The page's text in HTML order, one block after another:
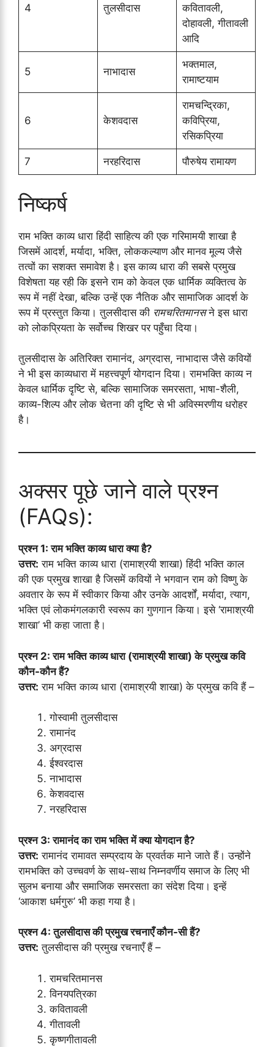
4 तुलसीदास
कवितावली,
दोहावली, गीतावली
आदि
5 नाभादास
भक्तमाल,
रामाष्टयाम
6 केशवदास
रामचन्द्रिका,
कविप्रिया,
रसिकप्रिया
7 नरहरिदास पौरुषेय रामायण
निष्कर्ष
राम भक्ति काव्य धारा हिंदी साहित्य की एक गरिमामयी शाखा है
जिसमें आदर्श, मर्यादा, भक्ति, लोककल्याण और मानव मूल्य जैसे
तत्वों का सशक्त समावेश है। इस काव्य धारा की सबसे प्रमुख
विशेषता यह रही कि इसने राम को केवल एक धार्मिक व्यक्तित्व के
रूप में नहीं देखा, बल्कि उन्हें एक नैतिक और सामाजिक आदर्श के
रूप में प्रस्तुत किया। तुलसीदास की रामचरितमानसने इस धारा
को लोकप्रियता के सर्वोच्च शिखर पर पहुँचा दिया।
तुलसीदास के अतिरिक्त रामानंद, अग्रदास, नाभादास जैसे कवियों
ने भी इस काव्यधारा में महत्त्वपूर्ण योगदान दिया। रामभक्ति काव्य न
केवल धार्मिक दृष्टि से, बल्कि सामाजिक समरसता, भाषा-शैली,
काव्य-शिल्प और लोक चेतना की दृष्टि से भी अविस्मरणीय धरोहर
है।
अक्सर पूछे जाने वाले प्रश्न
(FAQs):
प्रश्न 1: राम भक्ति काव्य धारा क्या है?
उत्तर: राम भक्ति काव्य धारा (रामाश्रयी शाखा) हिंदी भक्ति काल
की एक प्रमुख शाखा है जिसमें कवियों ने भगवान राम को विष्णु के
अवतार के रूप में स्वीकार किया और उनके आदर्शों, मर्यादा, त्याग,
भक्ति एवं लोकमंगलकारी स्वरूप का गुणगान किया। इसे ‘रामाश्रयी
शाखा’ भी कहा जाता है।
प्रश्न 2: राम भक्ति काव्य धारा (रामाश्रयी शाखा) के प्रमुख कवि
कौन-कौन हैं?
उत्तर: राम भक्ति काव्य धारा (रामाश्रयी शाखा) के प्रमुख कवि हैं –
गोस्वामी तुलसीदास
रामानंद
अग्रदास
ईश्वरदास
नाभादास
केशवदास
नरहरिदास
प्रश्न 3: रामानंद का राम भक्ति में क्या योगदान है?
उत्तर: रामानंद रामावत सम्प्रदाय के प्रवर्तक माने जाते हैं। उन्होंने
रामभक्ति को उच्चवर्ण के साथ-साथ निम्नवर्णीय समाज के लिए भी
सुलभ बनाया और समाजिक समरसता का संदेश दिया। इन्हें
‘आकाश धर्मगुरु’ भी कहा गया है।
प्रश्न 4: तुलसीदास की प्रमुख रचनाएँ कौन-सी हैं?
उत्तर: तुलसीदास की प्रमुख रचनाएँ हैं –
रामचरितमानस
विनयपत्रिका
कवितावली
गीतावली
कृष्णगीतावली